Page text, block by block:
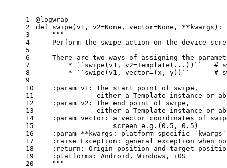
1
2
3
4
5
6
7
8
9
10
11
12
13
14
15
16
17
18
19
20
@logwrap
def swipe(v1, v2=None, vector=None, **kwargs):
"" "
Perform the swipe action on the device
There are two ways of assigning the
        *
`` swipe(v1, v2=Template(...)) ``
#
        *
`` swipe(v1, vector=(x, y)) ``
#
    :param
v1 : the start point of swipe,
either a Template instance or
    :param
v2 : the end point of swipe,
either a Template instance or
    :param
vector : a vector coordinates of
                   screen e.g.(
0.5 , 0.5 )
    :param **
kwargs : platform specific `kwargs`
    :raise
Exception : general exception when
    :
return : Origin position and target
    :
platforms : Android, Windows, iOS
"" "